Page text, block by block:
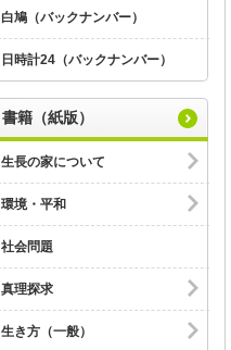
白鳩（バックナンバー）
日時計24（バックナンバー）
書籍（紙版）
生長の家について
環境・平和
社会問題
真理探求
生き方（一般）